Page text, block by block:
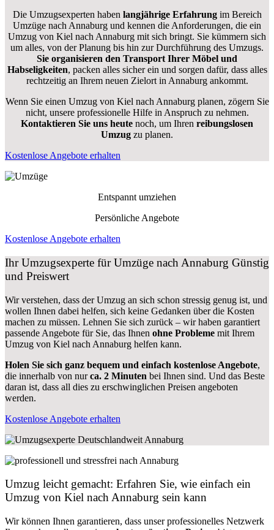
Die Umzugsexperten haben langjährige Erfahrungim Bereich
Umzüge nach Annaburg und kennen die Anforderungen, die ein
Umzug von Kiel nach Annaburg mit sich bringt. Sie kümmern sich
um alles, von der Planung bis hin zur Durchführung des Umzugs.
Sie organisieren den Transport Ihrer Möbel und
Habseligkeiten, packen alles sicher ein und sorgen dafür, dass alles
rechtzeitig an Ihrem neuen Zielort in Annaburg ankommt.
Wenn Sie einen Umzug von Kiel nach Annaburg planen, zögern Sie
nicht, unsere professionelle Hilfe in Anspruch zu nehmen.
Kontaktieren Sie uns heute noch, um Ihren reibungslosen
Umzug zu planen.
Kostenlose Angebote erhalten
Entspannt umziehen
Persönliche Angebote
Kostenlose Angebote erhalten
Ihr Umzugsexperte für Umzüge nach Annaburg Günstig
und Preiswert
Wir verstehen, dass der Umzug an sich schon stressig genug ist, und
wollen Ihnen dabei helfen, sich keine Gedanken über die Kosten
machen zu müssen. Lehnen Sie sich zurück – wir haben garantiert
passende Angebote für Sie, das Ihnen ohne Probleme mit Ihrem
Umzug von Kiel nach Annaburg helfen kann.
Holen Sie sich ganz bequem und einfach kostenlose Angebote,
die innerhalb von nurca. 2 Minuten bei Ihnen sind. Und das Beste
daran ist, dass all dies zu erschwinglichen Preisen angeboten
werden.
Kostenlose Angebote erhalten
Umzug leicht gemacht: Erfahren Sie, wie einfach ein
Umzug von Kiel nach Annaburg sein kann
Wir können Ihnen garantieren, dass unser professionelles Netzwerk